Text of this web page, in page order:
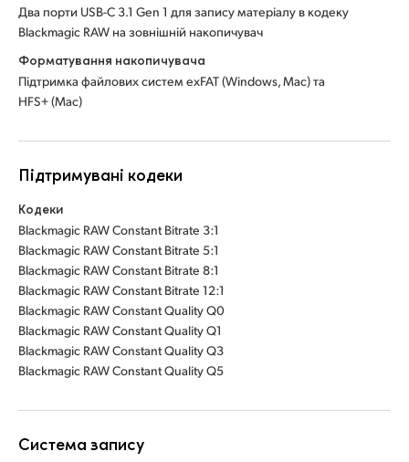
Два порти USB-C 3.1 Gen 1 для запису матеріалу в кодеку
Blackmagic RAW на зовнішній накопичувач
Форматування накопичувача
Підтримка файлових систем exFAT (Windows, Mac) та
HFS+ (Mac)
Підтримувані кодеки
Кодеки
Blackmagic RAW Constant Bitrate 3:1
Blackmagic RAW Constant Bitrate 5:1
Blackmagic RAW Constant Bitrate 8:1
Blackmagic RAW Constant Bitrate 12:1
Blackmagic RAW Constant Quality Q0
Blackmagic RAW Constant Quality Q1
Blackmagic RAW Constant Quality Q3
Blackmagic RAW Constant Quality Q5
Система запису